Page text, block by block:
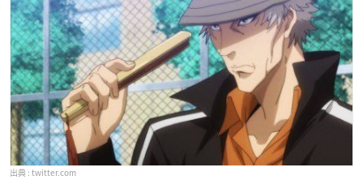
twitter.com